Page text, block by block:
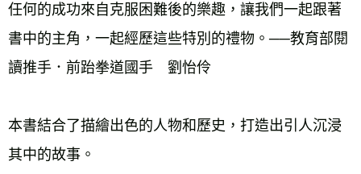
任何的成功來自克服困難後的樂趣，讓我們一起跟著
書中的主角，一起經歷這些特別的禮物。──教育部閱
讀推手．前跆拳道國手　劉怡伶
本書結合了描繪出色的人物和歷史，打造出引人沉浸
其中的故事。